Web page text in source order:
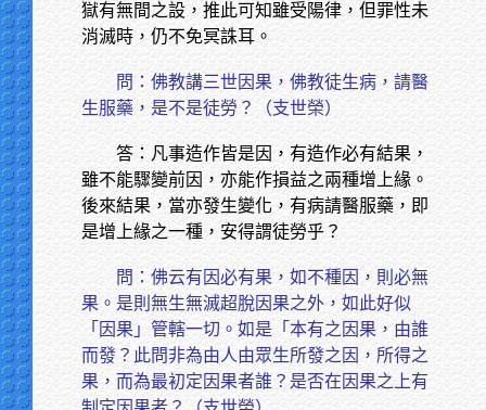
獄有無間之設，推此可知雖受陽律，但罪性未
消滅時，仍不免冥誅耳。
問：佛教講三世因果，佛教徒生病，請醫
生服藥，是不是徒勞？（支世榮）
答：凡事造作皆是因，有造作必有結果，
雖不能驟變前因，亦能作損益之兩種增上緣。
後來結果，當亦發生變化，有病請醫服藥，即
是增上緣之一種，安得謂徒勞乎？
問：佛云有因必有果，如不種因，則必無
果。是則無生無滅超脫因果之外，如此好似
「因果」管轄一切。如是「本有之因果，由誰
而發？此問非為由人由眾生所發之因，所得之
果，而為最初定因果者誰？是否在因果之上有